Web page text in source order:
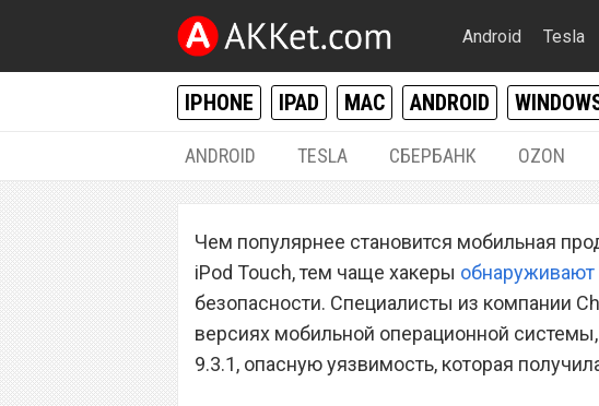
Android Tesla
IPHONE IPAD MAC ANDROID
ANDROID TESLA СБЕРБАНК OZON
Новый вирус
миллионы iPhone и
iOS
Чем популярнее становится мобильная
iPod Touch, тем чаще хакеры обнаруживают
безопасности. Специалисты из компании
версиях мобильной операционной
9.3.1, опасную уязвимость, которая